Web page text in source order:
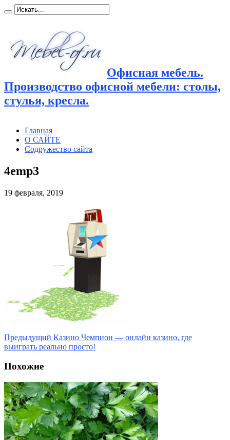
Офисная мебель.
Производство офисной мебели: столы,
стулья, кресла.
Главная
О САЙТЕ
Содружество сайта
4emp3
19 февраля, 2019
Предыдущий Казино Чемпион — онлайн казино, где
выиграть реально просто!
Похожие